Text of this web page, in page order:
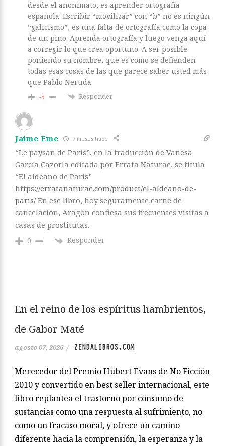
desde el anonimato, es aprender ortografía
española. Escribir “movilizar” con “b” no es ningún
“galicismo”, es una falta de ortografía como la copa
de un pino. Aprenda ortografía y luego venga aquí
a corregir lo que crea oportuno. A ser posible
poniendo su nombre, que es como se defienden
todas esas cosas de las que parece saber usted más
que Pablo Neruda.
-5 Responder
Jaime Eme 7 meses hace
“Le paysan de Paris”, en la traducción de Vanesa
García Cazorla editada por Errata Naturae, se titula
“El aldeano de París”
https://erratanaturae.com/product/el-aldeano-de-
paris/En ese libro, hoy seguramente carne de
cancelación, Aragon confiesa sus frecuentes visitas a
casas de prostitutas.
0 Responder
En el reino de los espíritus hambrientos,
de Gabor Maté
agosto 07, 2026 / ZENDALIBROS.COM
Merecedor del Premio Hubert Evans de No Ficción
2010 y convertido en best seller internacional, este
libro replantea el trastorno por consumo de
sustancias como una respuesta al sufrimiento, no
como un fracaso moral, y ofrece un camino
diferente hacia la comprensión, la esperanza y la